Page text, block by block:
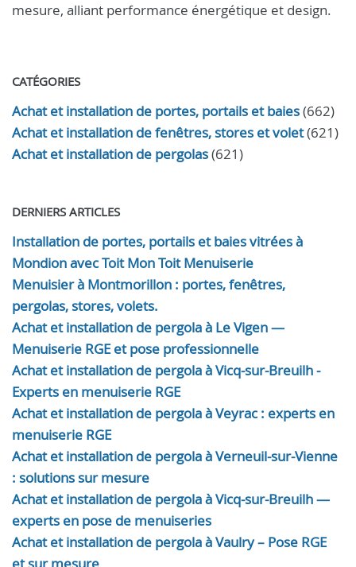
mesure, alliant performance énergétique et design.
CATÉGORIES
Achat et installation de portes, portails et baies(662)
Achat et installation de fenêtres, stores et volet(621)
Achat et installation de pergolas(621)
DERNIERS ARTICLES
Installation de portes, portails et baies vitrées à
Mondion avec Toit Mon Toit Menuiserie
Menuisier à Montmorillon : portes, fenêtres,
pergolas, stores, volets.
Achat et installation de pergola à Le Vigen —
Menuiserie RGE et pose professionnelle
Achat et installation de pergola à Vicq-sur-Breuilh -
Experts en menuiserie RGE
Achat et installation de pergola à Veyrac : experts en
menuiserie RGE
Achat et installation de pergola à Verneuil-sur-Vienne
: solutions sur mesure
Achat et installation de pergola à Vicq-sur-Breuilh —
experts en pose de menuiseries
Achat et installation de pergola à Vaulry – Pose RGE